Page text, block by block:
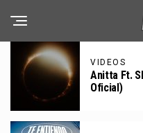
VIDEOS
Anitta Ft.
Oficial)